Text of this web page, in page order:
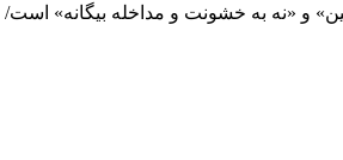
و «نه به خشونت و مداخله بیگانه»